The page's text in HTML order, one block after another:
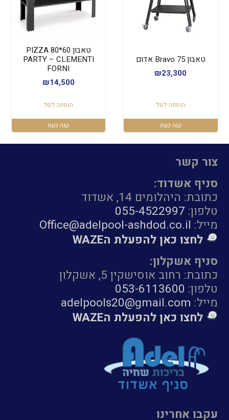
טאבון Bravo 75 אדום
₪23,300
הוספה לסל
קנה כעת
טאבון 60*80 PIZZA
PARTY – CLEMENTI
FORNI
₪14,500
הוספה לסל
קנה כעת
צור קשר
סניף אשדוד:
כתובת: היהלומים 14, אשדוד
טלפון: 055-4522997
מייל: Office@adelpool-ashdod.co.il
לחצו כאן להפעלת הWAZE
סניף אשקלון:
כתובת: רחוב אוסישקין 5, אשקלון
טלפון: 053-6113600
מייל: adelpools20@gmail.com
לחצו כאן להפעלת הWAZE
עקבו אחרינו